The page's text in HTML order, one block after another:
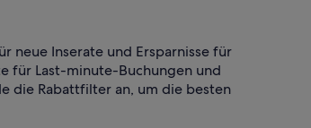
neue Inserate und Ersparnisse für
für Last-minute-Buchungen und
die Rabattfilter an, um die besten